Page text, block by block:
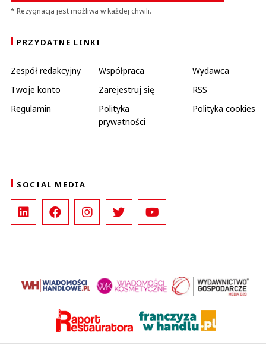
* Rezygnacja jest możliwa w każdej chwili.
PRZYDATNE LINKI
Zespół redakcyjny Współpraca
Wydawca
Twoje konto
Zarejestruj się
RSS
Regulamin
Polityka
prywatności
Polityka cookies
SOCIAL MEDIA